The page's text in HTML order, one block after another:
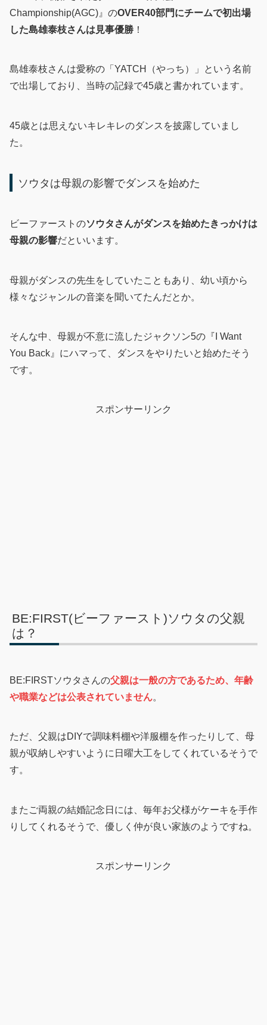
Championship(AGC)』のOVER40部門にチームで初出場
した島雄泰枝さんは見事優勝 ！
島雄泰枝さんは愛称の「YATCH（やっち）」という名前
で出場しており、当時の記録で45歳と書かれています。
45歳とは思えないキレキレのダンスを披露していまし
た。
ソウタは母親の影響でダンスを始めた
ビーファーストのソウタさんがダンスを始めたきっかけは
母親の影響だといいます。
母親がダンスの先生をしていたこともあり、幼い頃から
様々なジャンルの音楽を聞いてたんだとか。
そんな中、母親が不意に流したジャクソン5の『I Want
You Back』にハマって、ダンスをやりたいと始めたそう
です。
スポンサーリンク
BE:FIRST(ビーファースト)ソウタの父親
は？
BE:FIRSTソウタさんの父親は一般の方であるため、年齢
や職業などは公表されていません。
ただ、父親はDIYで調味料棚や洋服棚を作ったりして、母
親が収納しやすいように日曜大工をしてくれているそうで
す。
またご両親の結婚記念日には、毎年お父様がケーキを手作
りしてくれるそうで、優しく仲が良い家族のようですね。
スポンサーリンク